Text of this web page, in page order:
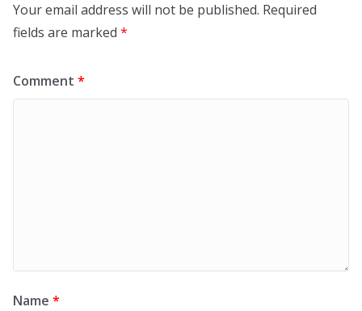
Your email address will not be published. Required
fields are marked *
Comment *
Name *